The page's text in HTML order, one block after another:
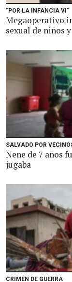
"POR LA INFANCIA VI"
Megaoperativo
sexual de niños
SALVADO POR
Nene de 7 años
jugaba
CRIMEN DE GUERRA